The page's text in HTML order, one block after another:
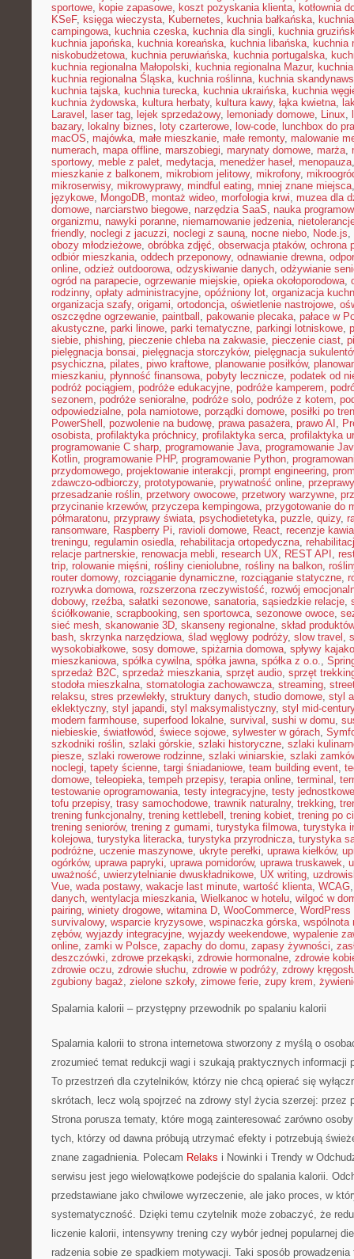
sportowe, kopie zapasowe, koszt pozyskania klienta, kotłownia
KSeF, księga wieczysta, Kubernetes, kuchnia bałkańska,
campingowa, kuchnia czeska, kuchnia dla singli, kuchnia
kuchnia japońska, kuchnia koreańska, kuchnia libańska, kuchnia
niskobudżetowa, kuchnia peruwiańska, kuchnia portugalska,
kuchnia regionalna Małopolski, kuchnia regionalna Mazur,
kuchnia regionalna Śląska, kuchnia roślinna, kuchnia
kuchnia tajska, kuchnia turecka, kuchnia ukraińska, kuchnia
kuchnia żydowska, kultura herbaty, kultura kawy, łąka kwietna,
Laravel , laser tag, lejek sprzedażowy, lemoniady domowe, Linux,
bazary, lokalny biznes, loty czarterowe, low-code, lunchbox do
macOS, majówka, małe mieszkanie, małe remonty, malowanie
numerach, mapa offline, marszobiegi, marynaty domowe, marża,
sportowy, meble z palet, medytacja, menedżer haseł, menopauza
mieszkanie z balkonem, mikrobiom jelitowy, mikrofony,
mikroserwisy, mikrowyprawy, mindful eating, mniej znane miejsca
językowe, MongoDB, montaż wideo, morfologia krwi, muzea dla
domowe, narciarstwo biegowe, narzędzia SaaS, nauka
organizmu, nawyki poranne, niemarnowanie jedzenia,
friendly, noclegi z jacuzzi, noclegi z sauną, nocne niebo, Node.js,
obozy młodzieżowe, obróbka zdjęć, obserwacja ptaków, ochrona
odbiór mieszkania, oddech przeponowy, odnawianie drewna,
online, odzież outdoorowa, odzyskiwanie danych, odżywianie
ogród na parapecie, ogrzewanie miejskie, opieka okołoporodowa,
rodzinny, opłaty administracyjne, opóźniony lot, organizacja
organizacja szafy, origami, ortodoncja, oświetlenie nastrojowe,
oszczędne ogrzewanie, paintball , pakowanie plecaka, pałace w
akustyczne, parki linowe, parki tematyczne, parkingi lotniskowe,
siebie, phishing, pieczenie chleba na zakwasie, pieczenie ciast,
pielęgnacja bonsai, pielęgnacja storczyków, pielęgnacja
psychiczna, pilates, piwo kraftowe, planowanie posiłków,
mieszkaniu, płynność finansowa, pobyty lecznicze, podatek od
podróż pociągiem, podróże edukacyjne, podróże kamperem,
sezonem, podróże senioralne, podróże solo, podróże z kotem,
odpowiedzialne, pola namiotowe, porządki domowe, posiłki po
PowerShell , pozwolenie na budowę, prawa pasażera, prawo AI ,
osobista, profilaktyka próchnicy, profilaktyka serca, profilaktyka
programowanie C sharp, programowanie Java, programowanie
Kotlin, programowanie PHP, programowanie Python,
przydomowego, projektowanie interakcji, prompt engineering,
zdawczo-odbiorczy, prototypowanie, prywatność online,
przesadzanie roślin, przetwory owocowe, przetwory warzywne,
przycinanie krzewów, przyczepa kempingowa, przygotowanie do
półmaratonu, przyprawy świata, psychodietetyka, puzzle, quizy,
ransomware, Raspberry Pi, ravioli domowe, React, recenzje
treningu, regulamin osiedla, rehabilitacja ortopedyczna,
relacje partnerskie, renowacja mebli, research UX, REST API ,
trip, rolowanie mięśni, rośliny cieniolubne, rośliny na balkon,
router domowy, rozciąganie dynamiczne, rozciąganie statyczne,
rozrywka domowa, rozszerzona rzeczywistość, rozwój
dobowy, rzeźba, sałatki sezonowe, sanatoria, sąsiedzkie relacje,
ściółkowanie, scrapbooking, sen sportowca, sezonowe owoce,
sieć mesh, skanowanie 3D, skanseny regionalne, skład produktów
bash, skrzynka narzędziowa, ślad węglowy podróży, slow travel ,
wysokobiałkowe, sosy domowe, spiżarnia domowa, spływy
mieszkaniowa, spółka cywilna, spółka jawna, spółka z o.o.,
sprzedaż B2C, sprzedaż mieszkania, sprzęt audio, sprzęt
stodoła mieszkalna, stomatologia zachowawcza, streaming,
relaksu, stres przewlekły, struktury danych, studio domowe, styl
eklektyczny, styl japandi, styl maksymalistyczny, styl mid-century
modern farmhouse, superfood lokalne, survival , sushi w domu,
niebieskie, światłowód, świece sojowe, sylwester w górach,
szkodniki roślin, szlaki górskie, szlaki historyczne, szlaki
piesze, szlaki rowerowe rodzinne, szlaki winiarskie, szlaki
noclegi, tapety ścienne, targi śniadaniowe, team building event,
domowe, teleopieka, tempeh przepisy, terapia online, terminal ,
testowanie oprogramowania, testy integracyjne, testy jednostkowe
tofu przepisy, trasy samochodowe, trawnik naturalny, trekking,
trening funkcjonalny, trening kettlebell , trening kobiet, trening po
trening seniorów, trening z gumami, turystyka filmowa, turystyka
kolejowa, turystyka literacka, turystyka przyrodnicza, turystyka
podróżne, uczenie maszynowe, ukryte perełki, uprawa kiełków,
ogórków, uprawa papryki, uprawa pomidorów, uprawa truskawek,
uważność, uwierzytelnianie dwuskładnikowe, UX writing,
Vue, wada postawy, wakacje last minute, wartość klienta, WCAG
danych, wentylacja mieszkania, Wielkanoc w hotelu, wilgoć w
pairing, winiety drogowe, witamina D, WooCommerce, WordPress
survivalowy, wsparcie kryzysowe, wspinaczka górska, wspólnota
zębów, wyjazdy integracyjne, wyjazdy weekendowe, wypalenie
online, zamki w Polsce, zapachy do domu, zapasy żywności,
deszczówki, zdrowe przekąski, zdrowie hormonalne, zdrowie
zdrowie oczu, zdrowie słuchu, zdrowie w podróży, zdrowy
zgubiony bagaż, zielone szkoły, zimowe ferie, zupy krem,
Spalarnia kalorii – przystępny przewodnik po spalaniu kalorii
Spalarnia kalorii to strona internetowa stworzony z myślą o
zrozumieć temat redukcji wagi i szukają praktycznych informacji
To przestrzeń dla czytelników, którzy nie chcą opierać się
skrótach, lecz wolą spojrzeć na zdrowy styl życia szerzej: przez
Strona porusza tematy, które mogą zainteresować zarówno
tych, którzy od dawna próbują utrzymać efekty i potrzebują
znane zagadnienia. Polecam Relaks i Nowinki i Trendy w
serwisu jest jego wielowątkowe podejście do spalania kalorii.
przedstawiane jako chwilowe wyrzeczenie, ale jako proces, w
systematyczność. Dzięki temu czytelnik może zobaczyć, że
liczenie kalorii, intensywny trening czy wybór jednej popularnej
radzenia sobie ze spadkiem motywacji. Taki sposób